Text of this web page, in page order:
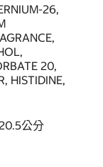
26,
20,
HISTIDINE,
公分